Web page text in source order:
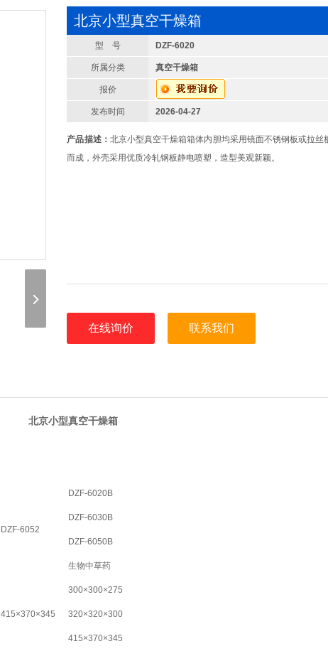
北京小型真空干燥箱
型 号 DZF-6020
所属分类 真空干燥箱
报价
发布时间 2026-04-27
产品描述： 北京小型真空干燥箱箱体内胆均采用镜面不锈钢板或拉丝
而成，外壳采用优质冷轧钢板静电喷塑，造型美观新颖。
在线询价 联系我们
北京小型真空干燥箱
DZF-6052
DZF-6020B
DZF-6030B
DZF-6050B
生物中草药
415×370×345
300×300×275
320×320×300
415×370×345